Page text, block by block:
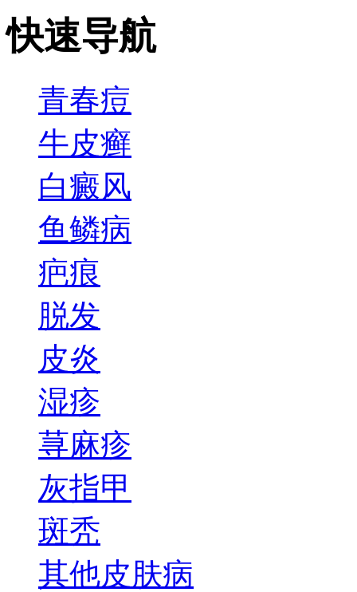
快速导航
青春痘
牛皮癣
白癜风
鱼鳞病
疤痕
脱发
皮炎
湿疹
荨麻疹
灰指甲
斑秃
其他皮肤病